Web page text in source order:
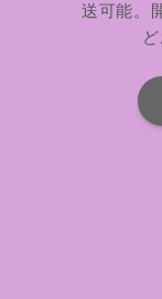
送可能。